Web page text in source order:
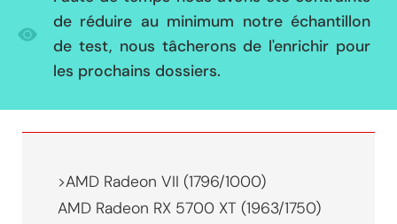
de réduire au minimum notre échantillon
de test, nous tâcherons de l'enrichir pour
les prochains dossiers.
>AMD Radeon VII (1796/1000)
AMD Radeon RX 5700 XT (1963/1750)